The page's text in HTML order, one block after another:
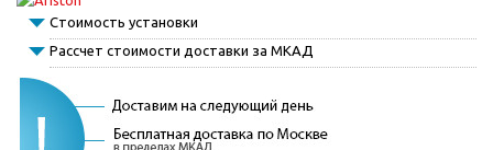
Стоимость установки
Рассчет стоимости доставки за МКАД